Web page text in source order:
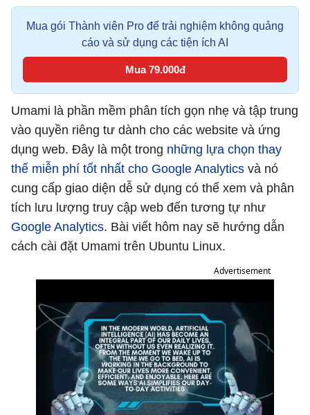
Mua gói Thành viên Pro để trải nghiệm không quảng
cáo và sử dụng các tiện ích AI
Mua 79.000đ
Umami là phần mềm phân tích gọn nhẹ và tập trung
vào quyền riêng tư dành cho các website và ứng
dụng web. Đây là một trong những lựa chọn thay
thế miễn phí tốt nhất cho Google Analytics và nó
cung cấp giao diện dễ sử dụng có thể xem và phân
tích lưu lượng truy cập web đến tương tự như
Google Analytics. Bài viết hôm nay sẽ hướng dẫn
cách cài đặt Umami trên Ubuntu Linux.
Advertisement